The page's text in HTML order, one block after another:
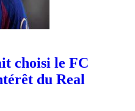
choisi le FC
du Real